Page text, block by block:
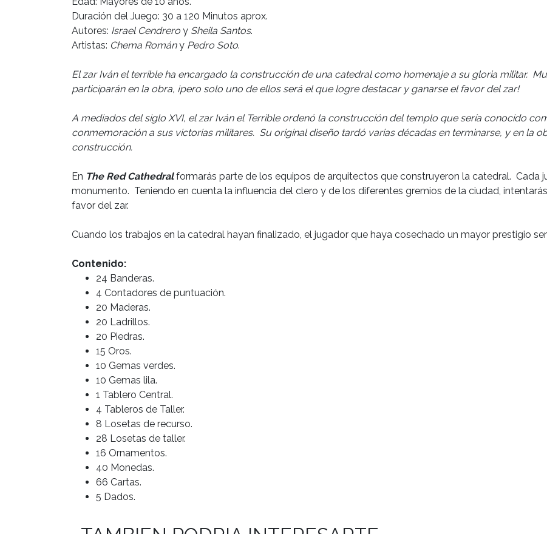
Duración del Juego: 30 a 120 Minutos aprox.
Autores: Israel Cendrero y Sheila Santos.
Artistas: Chema Romány Pedro Soto.
El zar Iván el terrible ha encargado la construcción de una catedral como homenaje a su gloria militar.
participarán en la obra, ¡pero solo uno de ellos será el que logre destacar y ganarse el favor del zar!
A mediados del siglo XVI, el zar Iván el Terrible ordenó la construcción del templo que sería conocido
conmemoración a sus victorias militares. Su original diseño tardó varias décadas en terminarse, y en la
construcción.
En The Red Cathedralformarás parte de los equipos de arquitectos que construyeron la catedral. Cada
monumento. Teniendo en cuenta la influencia del clero y de los diferentes gremios de la ciudad,
favor del zar.
Cuando los trabajos en la catedral hayan finalizado, el jugador que haya cosechado un mayor prestigio
Contenido:
24 Banderas.
4 Contadores de puntuación.
20 Maderas.
20 Ladrillos.
20 Piedras.
15 Oros.
10 Gemas verdes.
10 Gemas lila.
1 Tablero Central.
4 Tableros de Taller.
8 Losetas de recurso.
28 Losetas de taller.
16 Ornamentos.
40 Monedas.
66 Cartas.
5 Dados.